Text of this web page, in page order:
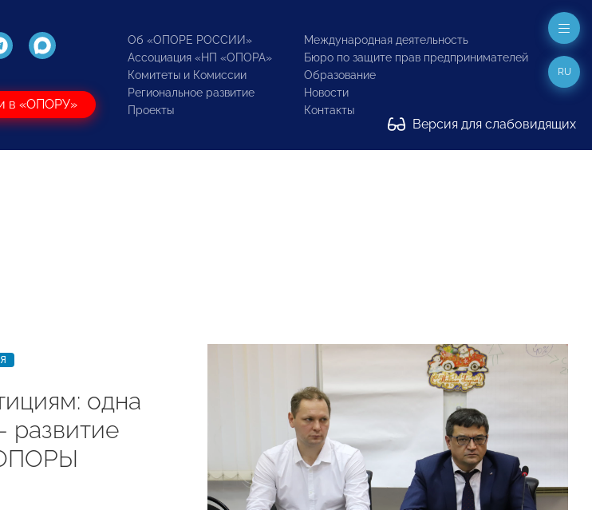
в «ОПОРУ»
Об «ОПОРЕ РОССИИ»
Ассоциация «НП «ОПОРА»
Комитеты и Комиссии
Региональное развитие
Проекты
Международная деятельность
Бюро по защите прав предпринимателей
Образование
Новости
Контакты
Версия для слабовидящих
RU
одна
развитие